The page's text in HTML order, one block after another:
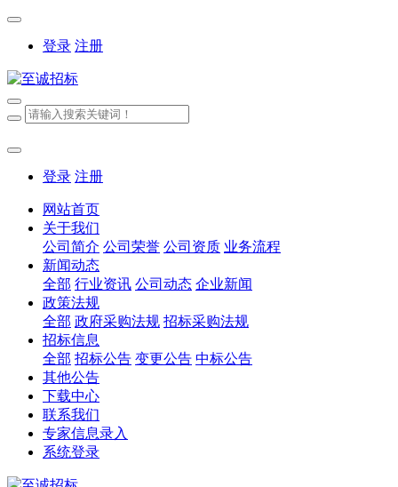
登录 注册
登录 注册
网站首页
关于我们
公司简介 公司荣誉 公司资质 业务流程
新闻动态
全部 行业资讯 公司动态 企业新闻
政策法规
全部 政府采购法规 招标采购法规
招标信息
全部 招标公告 变更公告 中标公告
其他公告
下载中心
联系我们
专家信息录入
系统登录